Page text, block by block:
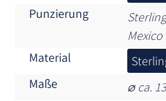
Punzierung
Sterling
Mexico
Material
Maße
⌀ ca.